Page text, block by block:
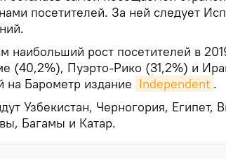
посетителей. За ней следует
наибольший рост посетителей в
(40,2%), Пуэрто-Рико (31,2%) и
на Барометр издание Independent .
Узбекистан, Черногория, Египет,
Багамы и Катар.